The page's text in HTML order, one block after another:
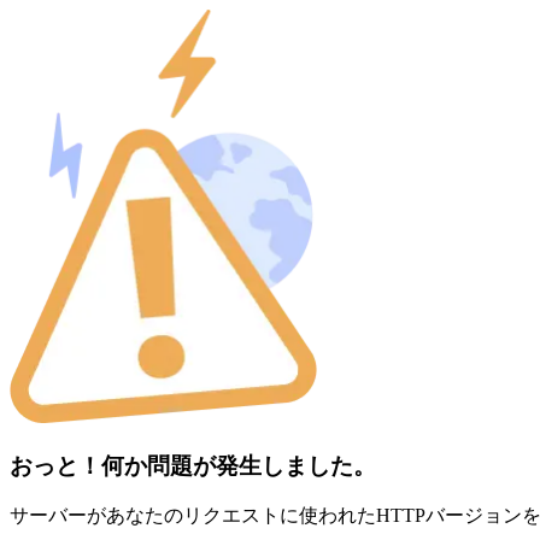
おっと！何か問題が発生しました。
サーバーがあなたのリクエストに使われたHTTPバージョン